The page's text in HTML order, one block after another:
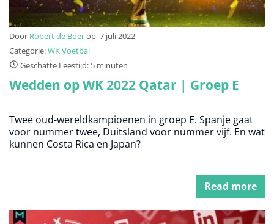
Door Robert de Boerop 7 juli 2022
Categorie:WK Voetbal
Geschatte Leestijd: 5 minuten
Wedden op WK 2022 Qatar | Groep E
Twee oud-wereldkampioenen in groep E. Spanje gaat
voor nummer twee, Duitsland voor nummer vijf. En wat
kunnen Costa Rica en Japan?
Read more